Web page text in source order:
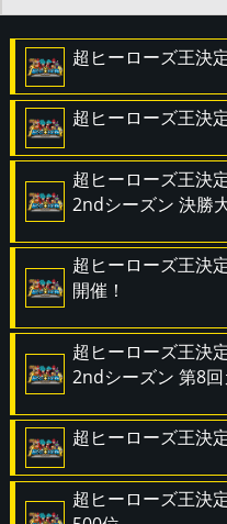
超ヒーローズ王決
超ヒーローズ王決
超ヒーローズ王決
2ndシーズン 決勝
超ヒーローズ王決
開催！
超ヒーローズ王決
2ndシーズン 第8
超ヒーローズ王決
超ヒーローズ王決